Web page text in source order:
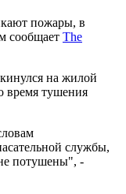
пожары, в
сообщает The
на жилой
время тушения
службы,
потушены", -